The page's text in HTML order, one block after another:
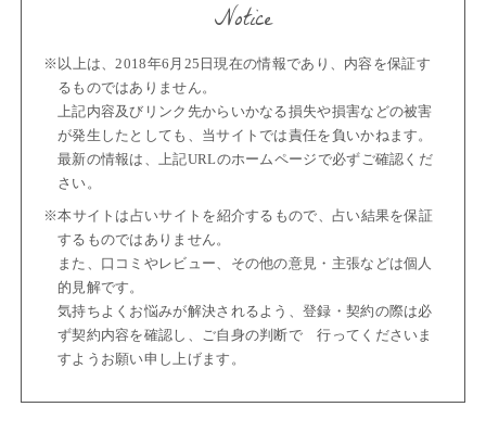
Notice
※以上は、2018年6月25日現在の情報であり、内容を保証す
るものではありません。
上記内容及びリンク先からいかなる損失や損害などの被害
が発生したとしても、当サイトでは責任を負いかねます。
最新の情報は、上記URLのホームページで必ずご確認くだ
さい。
※本サイトは占いサイトを紹介するもので、占い結果を保証
するものではありません。
また、口コミやレビュー、その他の意見・主張などは個人
的見解です。
気持ちよくお悩みが解決されるよう、登録・契約の際は必
ず契約内容を確認し、ご自身の判断で 行ってくださいま
すようお願い申し上げます。